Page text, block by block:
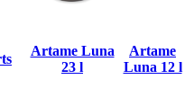
Artame Luna
23 l
Artame
Luna 12 l